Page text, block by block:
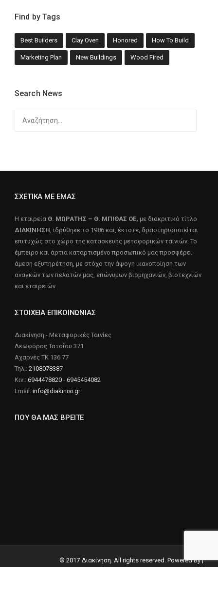
Find by Tags
Best Builders Clay Oven Honored How To Build
Marketing Plan New Buildings Wood Fired
Search News
ΣΧΕΤΙΚΑ ΜΕ ΕΜΑΣ
Η εταιρεία Θ. ΜΩΡΑΤΗΣ – Θ. ΜΠΙΘΑΣ ΟΕ, με διακριτικό τίτλο
ΔΙΑΚΙΝΗΣΗ , ιδρύθηκε το 1986 και, έκτοτε, δραστηριοποιείται
επιτυχώς στο χώρο της κατασκευής μεταφορικών ταινιών. Το
έμπειρο και άρτια καταρτισμένο προσωπικό μας προσφέρει
άμεση εξυπηρέτηση, με στόχο την άψογη ικανοποίηση των
αναγκών των πελατών μας, επώνυμων βιομηχανιών, βιοτεχνιών
και εταιρειών
ΣΤΟΙΧΕΙΑ ΕΠΙΚΟΙΝΩΝΙΑΣ
Διακίνηση - Μεταφορικές Ταινίες
Λεωφόρος Τατοΐου 371
Αχαρνές ΤΚ 136 77
Τηλ.: 2108078387
Κιν.: 6944478820 - 6945454082
Email: info@diakinisi.gr
ΠΟΥ ΘΑ ΜΑΣ ΒΡΕΙΤΕ
© 2017 Διακίνηση. All rights reserved. Powered By |